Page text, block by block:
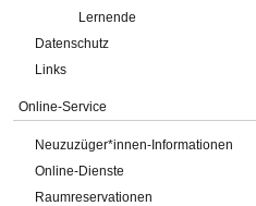
Lernende
Datenschutz
Links
Online-Service
Neuzuzüger*innen-Informationen
Online-Dienste
Raumreservationen